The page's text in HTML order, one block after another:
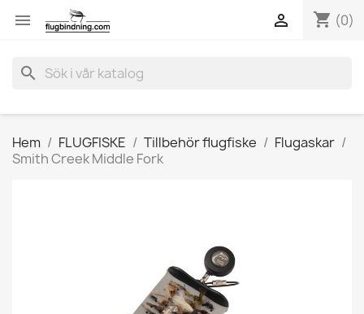
 shopping_cart (0)

search
Hem FLUGFISKE Tillbehör flugfiske
Flugaskar
Smith Creek Middle Fork